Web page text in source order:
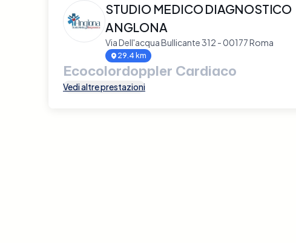
STUDIO MEDICO DIAGNOSTICO
ANGLONA
Via Dell'acqua Bullicante 312 - 00177 Roma
29.4 km
Ecocolordoppler Cardiaco
Vedi altre prestazioni